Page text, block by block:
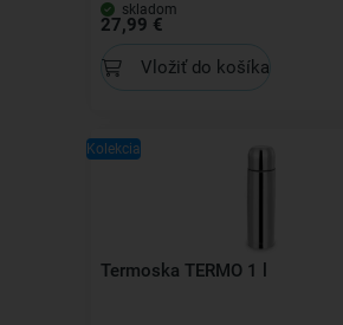
skladom
27,99 €
Vložiť do košíka
Kolekcia
Termoska TERMO 1 l